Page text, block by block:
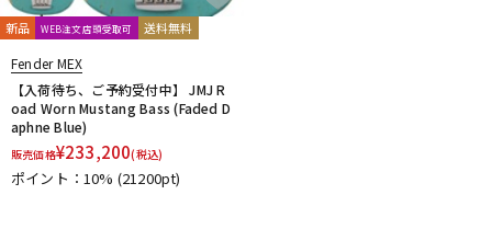
新品 WEB注文店頭受取可 送料無料
Fender MEX
【入荷待ち、ご予約受付中】 JMJ R
oad Worn Mustang Bass (Faded D
aphne Blue)
販売価格¥233,200(税込)
ポイント：10% (21200pt)